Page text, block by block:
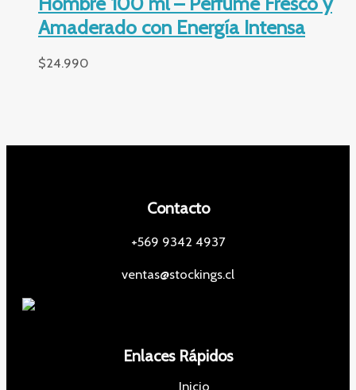
Amaderado con Energía Intensa
$24.990
Contacto
+569 9342 4937
ventas@stockings.cl
Enlaces Rápidos
Inicio